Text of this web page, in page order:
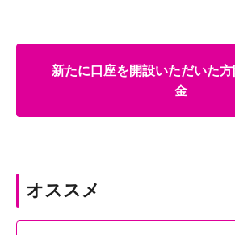
新たに口座を開設いただいた
金
オススメ